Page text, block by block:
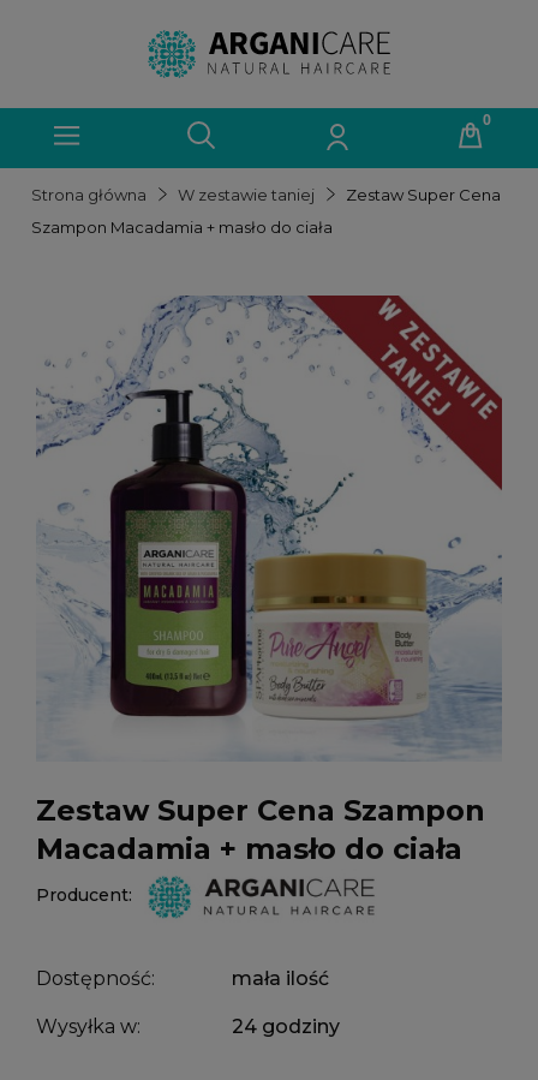
Strona główna W zestawie taniej
Zestaw Super Cena
Szampon Macadamia + masło do ciała
Zestaw Super Cena Szampon
Macadamia + masło do ciała
Producent:
Dostępność: mała ilość
Wysyłka w: 24 godziny